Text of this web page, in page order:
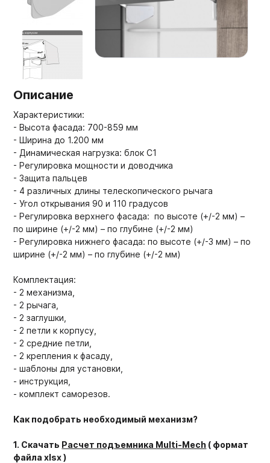
Описание
Характеристики:
- Высота фасада: 700-859 мм
- Ширина до 1.200 мм
- Динамическая нагрузка: блок С1
- Регулировка мощности и доводчика
- Защита пальцев
- 4 различных длины телескопического рычага
- Угол открывания 90 и 110 градусов
- Регулировка верхнего фасада: по высоте (+/-2 мм) –
по ширине (+/-2 мм) – по глубине (+/-2 мм)
- Регулировка нижнего фасада: по высоте (+/-3 мм) – по
ширине (+/-2 мм) – по глубине (+/-2 мм)
Комплектация:
- 2 механизма,
- 2 рычага,
- 2 заглушки,
- 2 петли к корпусу,
- 2 средние петли,
- 2 крепления к фасаду,
- шаблоны для установки,
- инструкция,
- комплект саморезов.
Как подобрать необходимый механизм?
1. Скачать Расчет подъемника Multi-Mech ( формат
файла xlsx )